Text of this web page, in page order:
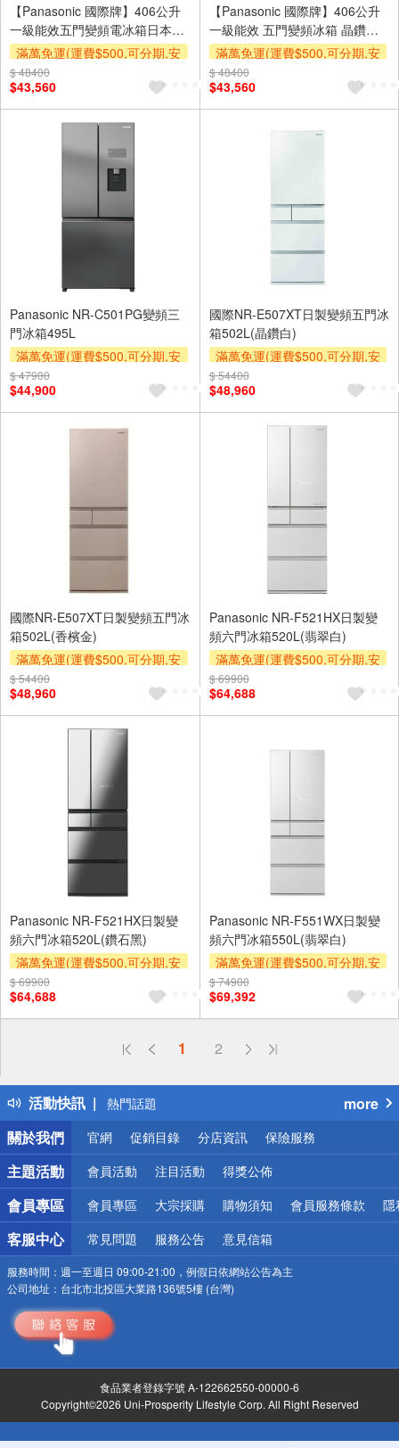
【Panasonic 國際牌】406公升
一級能效五門變頻電冰箱日本製
香檳金 NR-E417XT-N1
滿萬免運(運費$500,可分期,安
裝跨區費另計,單品未滿1萬元
及使用6期以上分期0利率,需付
基本安裝運費)
$ 48400
$43,560
【Panasonic 國際牌】406公升
一級能效 五門變頻冰箱 晶鑽白
NR-E417XT-W1
滿萬免運(運費$500,可分期,安
裝跨區費另計,單品未滿1萬元
及使用6期以上分期0利率,需付
基本安裝運費)
$ 48400
$43,560
Panasonic NR-C501PG變頻三
門冰箱495L
滿萬免運(運費$500,可分期,安
裝跨區費另計,單品未滿1萬元
及使用6期以上分期0利率,需付
基本安裝運費)
$ 47900
$44,900
國際NR-E507XT日製變頻五門冰
箱502L(晶鑽白)
滿萬免運(運費$500,可分期,安
裝跨區費另計,單品未滿1萬元
及使用6期以上分期0利率,需付
基本安裝運費)
$ 54400
$48,960
國際NR-E507XT日製變頻五門冰
箱502L(香檳金)
滿萬免運(運費$500,可分期,安
裝跨區費另計,單品未滿1萬元
及使用6期以上分期0利率,需付
基本安裝運費)
$ 54400
$48,960
Panasonic NR-F521HX日製變
頻六門冰箱520L(翡翠白)
滿萬免運(運費$500,可分期,安
裝跨區費另計,單品未滿1萬元
及使用6期以上分期0利率,需付
基本安裝運費)
$ 69900
$64,688
Panasonic NR-F521HX日製變
頻六門冰箱520L(鑽石黑)
滿萬免運(運費$500,可分期,安
裝跨區費另計,單品未滿1萬元
及使用6期以上分期0利率,需付
基本安裝運費)
$ 69900
$64,688
Panasonic NR-F551WX日製變
頻六門冰箱550L(翡翠白)
滿萬免運(運費$500,可分期,安
裝跨區費另計,單品未滿1萬元
及使用6期以上分期0利率,需付
基本安裝運費)
$ 74900
$69,392
1 2
活動快訊
偏遠地區配送
得獎公告
熱門話題
銀行優惠
偏遠地區配送
詐騙網頁！請小心！
more
關於我們
官網 促銷目錄 分店資訊 保險服務
主題活動 會員活動 注目活動 得獎公佈
會員專區 會員專區 大宗採購 購物須知 會員服務條款 隱
客服中心 常見問題 服務公告 意見信箱
服務時間： 週一至週日 09:00-21:00，例假日依網站公告為主
公司地址： 台北市北投區大業路136號5樓 (台灣)
食品業者登錄字號 A-122662550-00000-6
Copyright©2026 Uni-Prosperity Lifestyle Corp. All Right Reserved